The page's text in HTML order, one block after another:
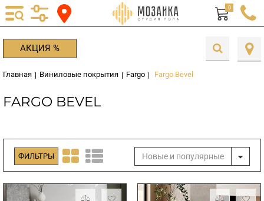
0
АКЦИЯ %
Главная | Виниловые покрытия | Fargo | Fargo Bevel
FARGO BEVEL
Новые и популярные
ФИЛЬТРЫ